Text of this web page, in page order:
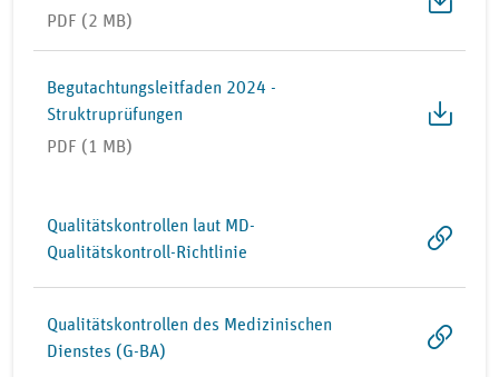
PDF (2 MB)
Begutachtungsleitfaden 2024 -
Struktruprüfungen
PDF (1 MB)
Qualitätskontrollen laut MD-
Qualitätskontroll-Richtlinie
Qualitätskontrollen des Medizinischen
Dienstes (G-BA)